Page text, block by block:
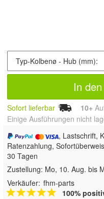
In
Sofort lieferbar 10+
Einige Ausführungen nicht
, Lastschrift,
Ratenzahlung,
30 Tagen
Zustellung: Mo, 10. Aug. bis
Verkäufer: fhm-parts
100%